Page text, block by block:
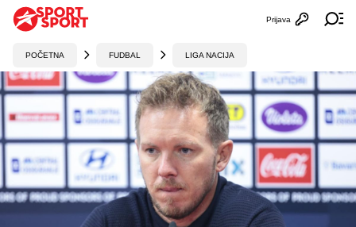
Otvori
Prijava
POČETNA FUDBAL LIGA NACIJA